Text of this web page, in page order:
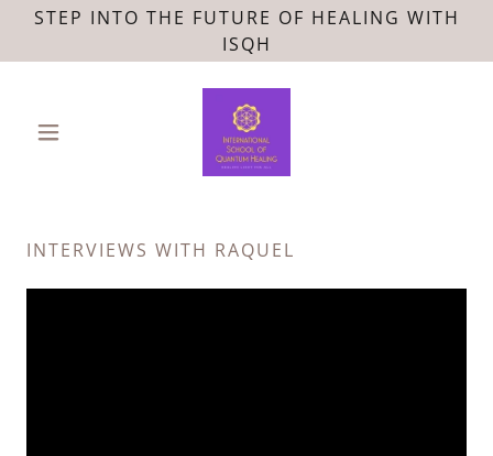
STEP INTO THE FUTURE OF HEALING WITH
ISQH
INTERVIEWS WITH RAQUEL